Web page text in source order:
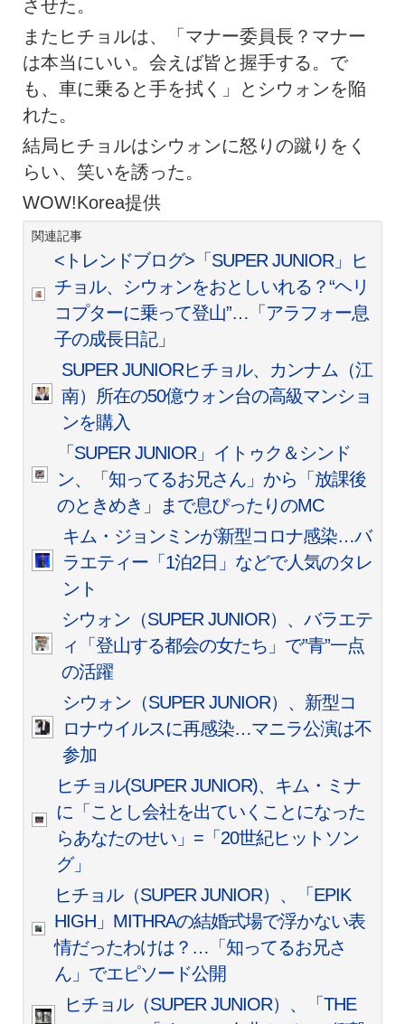
させた。
またヒチョルは、「マナー委員長？マナー
は本当にいい。会えば皆と握手する。で
も、車に乗ると手を拭く」とシウォンを陥
れた。
結局ヒチョルはシウォンに怒りの蹴りをく
らい、笑いを誘った。
WOW!Korea提供
関連記事
<トレンドブログ>「SUPER JUNIOR」ヒ
チョル、シウォンをおとしいれる？“ヘリ
コプターに乗って登山”…「アラフォー息
子の成長日記」
SUPER JUNIORヒチョル、カンナム（江
南）所在の50億ウォン台の高級マンショ
ンを購入
「SUPER JUNIOR」イトゥク＆シンド
ン、「知ってるお兄さん」から「放課後
のときめき」まで息ぴったりのMC
キム・ジョンミンが新型コロナ感染…バ
ラエティー「1泊2日」などで人気のタレ
ント
シウォン（SUPER JUNIOR）、バラエテ
ィ「登山する都会の女たち」で”青”一点
の活躍
シウォン（SUPER JUNIOR）、新型コ
ロナウイルスに再感染…マニラ公演は不
参加
ヒチョル(SUPER JUNIOR)、キム・ミナ
に「ことし会社を出ていくことになった
らあなたのせい」=「20世紀ヒットソン
グ」
ヒチョル（SUPER JUNIOR）、「EPIK
HIGH」MITHRAの結婚式場で浮かない表
情だったわけは？…「知ってるお兄さ
ん」でエピソード公開
ヒチョル（SUPER JUNIOR）、「THE